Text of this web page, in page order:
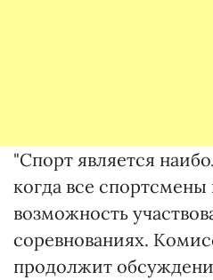
"Спорт является
когда все
возможность
соревнованиях.
продолжит